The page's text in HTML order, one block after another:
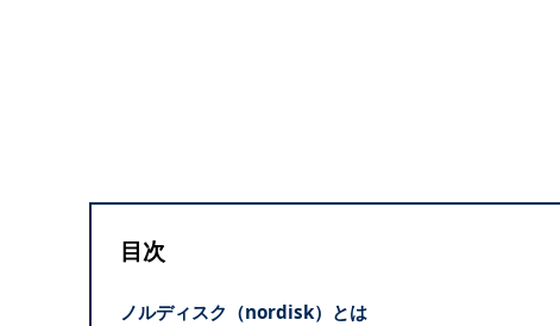
目次
ノルディスク（nordisk）とは